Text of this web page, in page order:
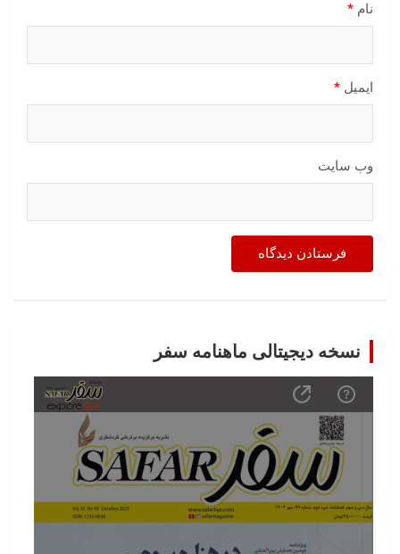
نام *
ایمیل *
وب‌ سایت
نسخه دیجیتالی ماهنامه سفر